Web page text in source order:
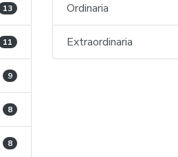
13
11
9
8
8
Ordinaria
Extraordinaria